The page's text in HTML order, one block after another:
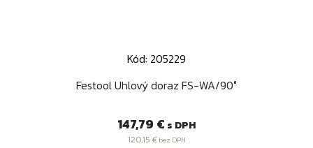
Kód: 205229
Festool Uhlový doraz FS-WA/90°
Cena
147,79 € s DPH
120,15 €bez DPH